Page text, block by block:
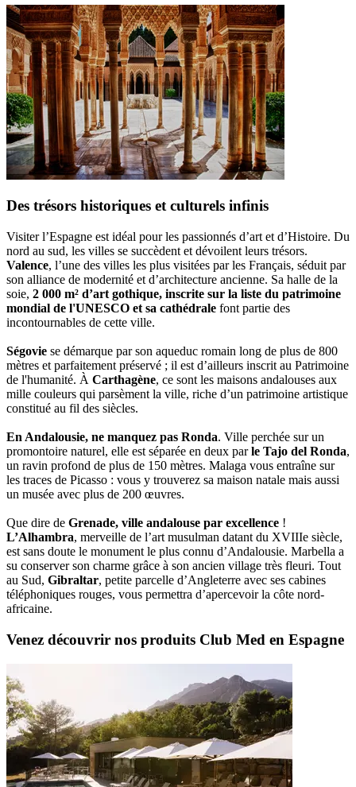
Des trésors historiques et culturels infinis
Visiter l’Espagne est idéal pour les passionnés d’art et d’Histoire. Du
nord au sud, les villes se succèdent et dévoilent leurs trésors.
Valence, l’une des villes les plus visitées par les Français, séduit par
son alliance de modernité et d’architecture ancienne. Sa halle de la
soie, 2 000 m² d’art gothique, inscrite sur la liste du patrimoine
mondial de l'UNESCO et sa cathédrale font partie des
incontournables de cette ville.
Ségovie se démarque par son aqueduc romain long de plus de 800
mètres et parfaitement préservé ; il est d’ailleurs inscrit au Patrimoine
de l'humanité. À Carthagène, ce sont les maisons andalouses aux
mille couleurs qui parsèment la ville, riche d’un patrimoine artistique
constitué au fil des siècles.
En Andalousie, ne manquez pas Ronda. Ville perchée sur un
promontoire naturel, elle est séparée en deux parle Tajo del Ronda,
un ravin profond de plus de 150 mètres. Malaga vous entraîne sur
les traces de Picasso : vous y trouverez sa maison natale mais aussi
un musée avec plus de 200 œuvres.
Que dire de Grenade, ville andalouse par excellence !
L’Alhambra, merveille de l’art musulman datant du XVIIIe siècle,
est sans doute le monument le plus connu d’Andalousie. Marbella a
su conserver son charme grâce à son ancien village très fleuri. Tout
au Sud, Gibraltar, petite parcelle d’Angleterre avec ses cabines
téléphoniques rouges, vous permettra d’apercevoir la côte nord-
africaine.
Venez découvrir nos produits Club Med en Espagne